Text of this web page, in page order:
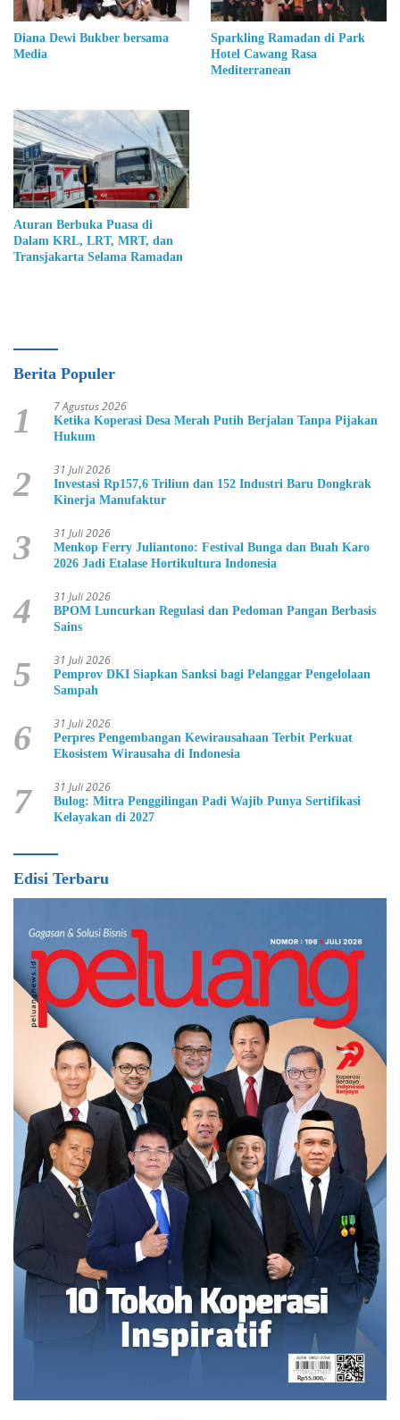
Diana Dewi Bukber bersama
Media
Sparkling Ramadan di Park
Hotel Cawang Rasa
Mediterranean
Aturan Berbuka Puasa di
Dalam KRL, LRT, MRT, dan
Transjakarta Selama Ramadan
Berita Populer
1 7 Agustus 2026
Ketika Koperasi Desa Merah Putih Berjalan Tanpa Pijakan
Hukum
2 31 Juli 2026
Investasi Rp157,6 Triliun dan 152 Industri Baru Dongkrak
Kinerja Manufaktur
3 31 Juli 2026
Menkop Ferry Juliantono: Festival Bunga dan Buah Karo
2026 Jadi Etalase Hortikultura Indonesia
4 31 Juli 2026
BPOM Luncurkan Regulasi dan Pedoman Pangan Berbasis
Sains
5 31 Juli 2026
Pemprov DKI Siapkan Sanksi bagi Pelanggar Pengelolaan
Sampah
6 31 Juli 2026
Perpres Pengembangan Kewirausahaan Terbit Perkuat
Ekosistem Wirausaha di Indonesia
7 31 Juli 2026
Bulog: Mitra Penggilingan Padi Wajib Punya Sertifikasi
Kelayakan di 2027
Edisi Terbaru